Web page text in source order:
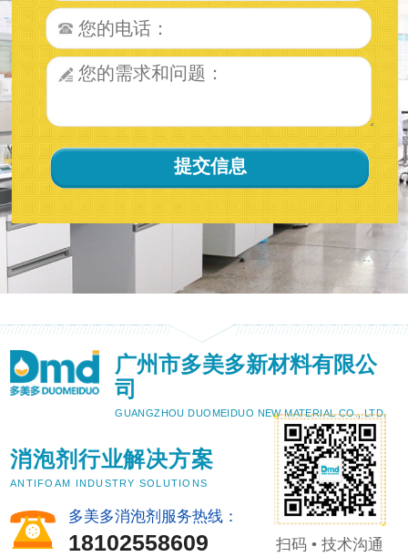
广州市多美多新材料有限公
司
GUANGZHOU DUOMEIDUO NEW MATERIAL CO., LTD.
消泡剂行业解决方案
ANTIFOAM INDUSTRY SOLUTIONS
多美多消泡剂服务热线：
18102558609 扫码 • 技术沟通